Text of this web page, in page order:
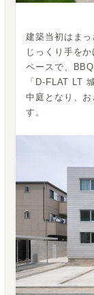
建築当初はま
じっくり手を
ペースで、
「D-FLAT LT
中庭となり、
す。